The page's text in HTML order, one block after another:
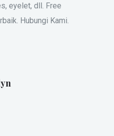
eyelet, dll. Free
Hubungi Kami.